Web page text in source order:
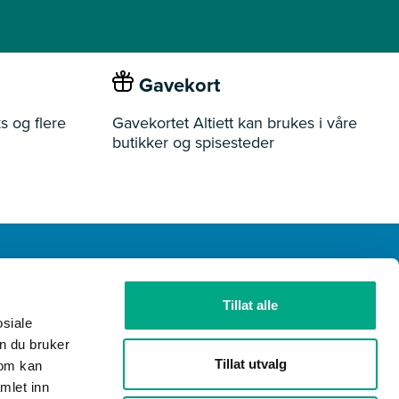
du bruker
kan
inn
Tillat alle
Tillat utvalg
og flere
Gavekort
Gavekortet Altiett kan brukes i våre
butikker og spisesteder